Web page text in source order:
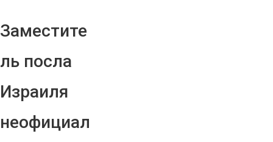
Заместите
ль посла
Израиля
неофициал